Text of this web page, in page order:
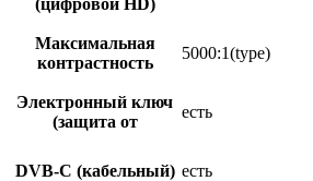
Максимальная
контрастность
5000:1(type)
Электронный ключ
(защита от
есть
DVB-C (кабельный) есть